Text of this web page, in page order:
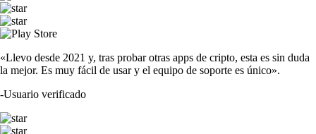
«Llevo desde 2021 y, tras probar otras apps de cripto, esta es sin duda
la mejor. Es muy fácil de usar y el equipo de soporte es único».
-Usuario verificado